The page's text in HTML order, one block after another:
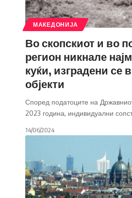
МАКЕДОНИЈА
Во скопскиот и во
регион никнале
куќи, изградени се
објекти
Според податоците на
2023 година, индивидуални
14/06/2024